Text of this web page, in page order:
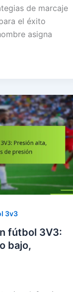
de marcaje
el éxito
asigna
3v3
fútbol 3V3:
bajo,